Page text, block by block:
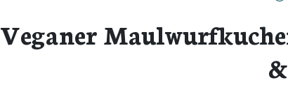
Veganer